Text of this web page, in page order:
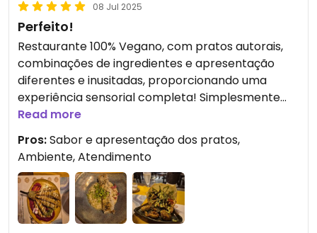
08 Jul 2025
Perfeito!
Restaurante 100% Vegano, com pratos autorais,
combinações de ingredientes e apresentação
diferentes e inusitadas, proporcionando uma
experiência sensorial completa! Simplesmente
maravilhoso!!! Super recomendamos!
Updated from previous review on 2025-07-08
Read more
Pros:Sabor e apresentação dos pratos,
Ambiente, Atendimento